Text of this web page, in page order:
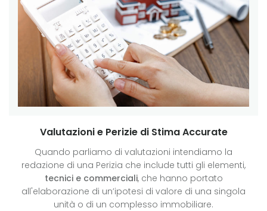
Valutazioni e Perizie di Stima Accurate
Quando parliamo di valutazioni intendiamo la
redazione di una Perizia che include tutti gli elementi,
tecnici e commerciali, che hanno portato
all'elaborazione di un’ipotesi di valore di una singola
unità o di un complesso immobiliare.